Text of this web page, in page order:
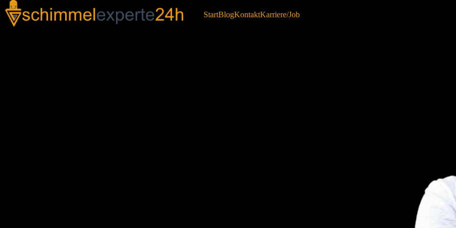
StartBlogKontaktKarriere/Job